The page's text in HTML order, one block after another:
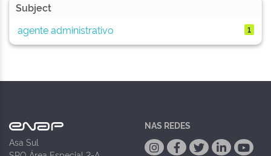
Subject
agente administrativo
1
Asa Sul
NAS REDES